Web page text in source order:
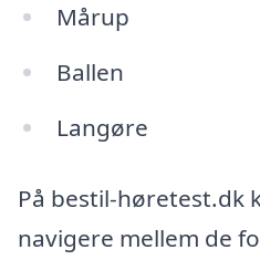
Mårup
Ballen
Langøre
På bestil-høretest.dk
navigere mellem de